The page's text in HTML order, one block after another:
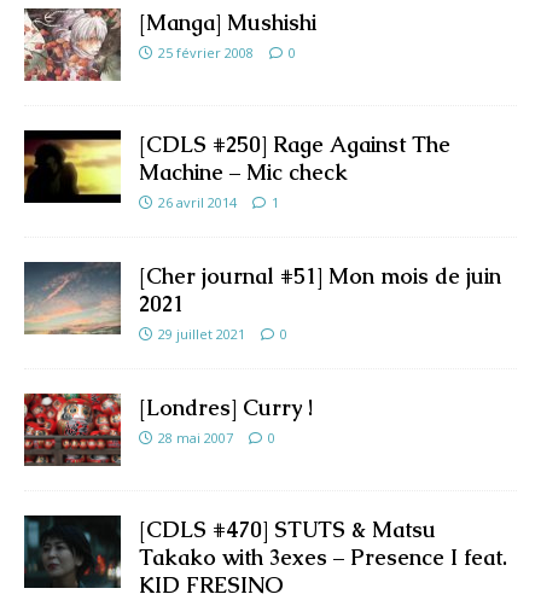
[Manga] Mushishi
25 février 2008 0
[CDLS #250] Rage Against The
Machine – Mic check
26 avril 2014 1
[Cher journal #51] Mon mois de juin
2021
29 juillet 2021 0
[Londres] Curry !
28 mai 2007 0
[CDLS #470] STUTS & Matsu
Takako with 3exes – Presence I feat.
KID FRESINO